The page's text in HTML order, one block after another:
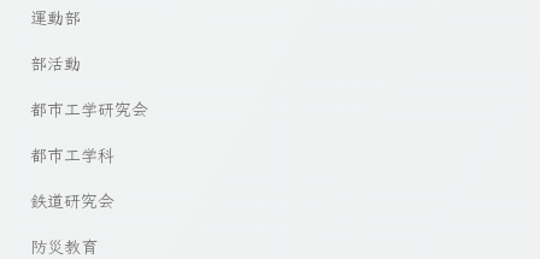
運動部
部活動
都市工学研究会
都市工学科
鉄道研究会
防災教育